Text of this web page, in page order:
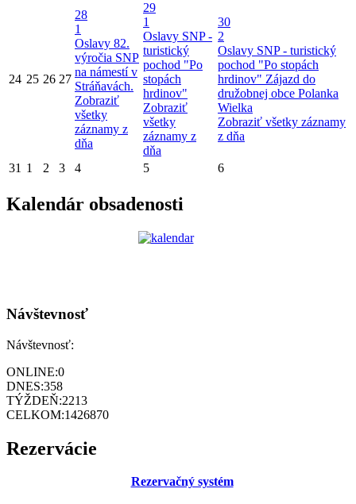
24 25 26 27
28
1
Oslavy 82.
výročia SNP
na námestí v
Stráňavách.
Zobraziť
všetky
záznamy z
dňa
29
1
Oslavy SNP -
turistický
pochod "Po
stopách
hrdinov"
Zobraziť
všetky
záznamy z
dňa
30
2
Oslavy SNP - turistický
pochod "Po stopách
hrdinov" Zájazd do
družobnej obce Polanka
Wielka
Zobraziť všetky záznamy
z dňa
31 1 2 3 4 5 6
Kalendár obsadenosti
Návštevnosť
Návštevnosť:
ONLINE:0
DNES:358
TÝŽDEŇ:2213
CELKOM:1426870
Rezervácie
Rezervačný systém